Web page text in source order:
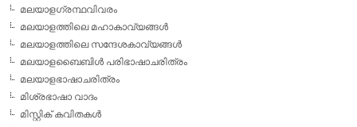
മലയാളഗ്രന്ഥവിവരം
മലയാളത്തിലെ മഹാകാവ്യങ്ങള്‍
മലയാളത്തിലെ സന്ദേശകാവ്യങ്ങള്‍
മലയാളബൈബിള്‍ പരിഭാഷാചരിത്രം
മലയാളഭാഷാചരിത്രം
മിശ്രഭാഷാ വാദം
മിസ്റ്റിക് കവിതകള്‍